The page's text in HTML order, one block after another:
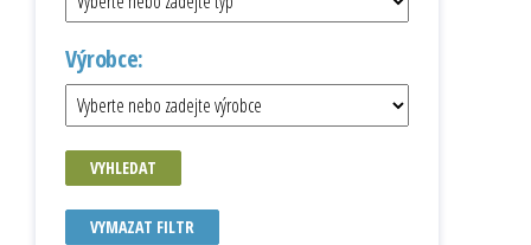
Výrobce:
VYHLEDAT
VYMAZAT FILTR